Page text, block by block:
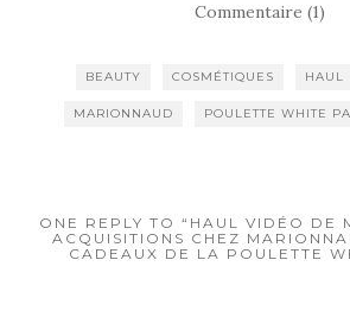
Commentaire (1)
BEAUTY COSMÉTIQUES HAUL
MARIONNAUD POULETTE WHITE
ONE REPLY TO “HAUL VIDÉO DE
ACQUISITIONS CHEZ
CADEAUX DE LA POULETTE